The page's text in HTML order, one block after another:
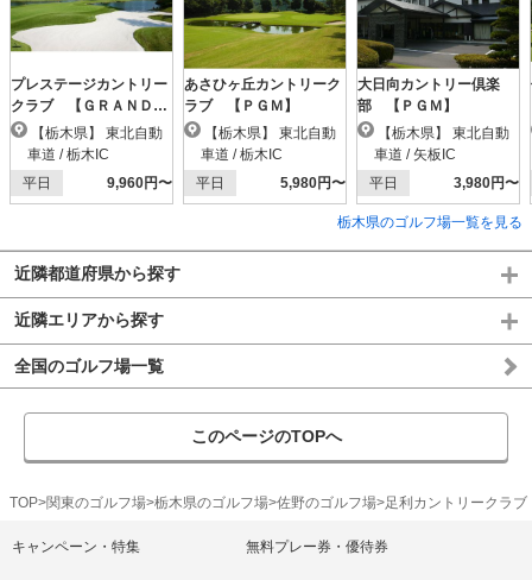
プレステージカントリー
クラブ 【ＧＲＡＮＤ
ＰＧＭ】
車道 / 栃木IC
平日
9,960円〜
あさひヶ丘カントリーク
ラブ 【ＰＧＭ】
車道 / 栃木IC
平日
5,980円〜
大日向カントリー倶楽
部 【ＰＧＭ】
車道 / 矢板IC
平日
3,980円〜
栃木県のゴルフ場一覧を見る
近隣都道府県から探す
近隣エリアから探す
全国のゴルフ場一覧
このページのTOPへ
TOP 関東のゴルフ場 栃木県のゴルフ場 佐野のゴルフ場 足利カントリークラ
キャンペーン・特集 無料プレー券・優待券